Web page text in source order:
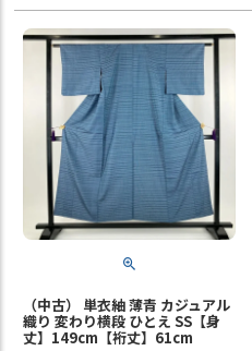
（中古） 単衣紬 薄青 カジュアル
織り 変わり横段 ひとえ SS【身
丈】149cm【裄丈】61cm